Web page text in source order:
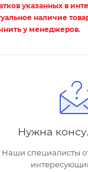
указанных в
наличие
у менеджеров.
Нужна
Наши специалисты